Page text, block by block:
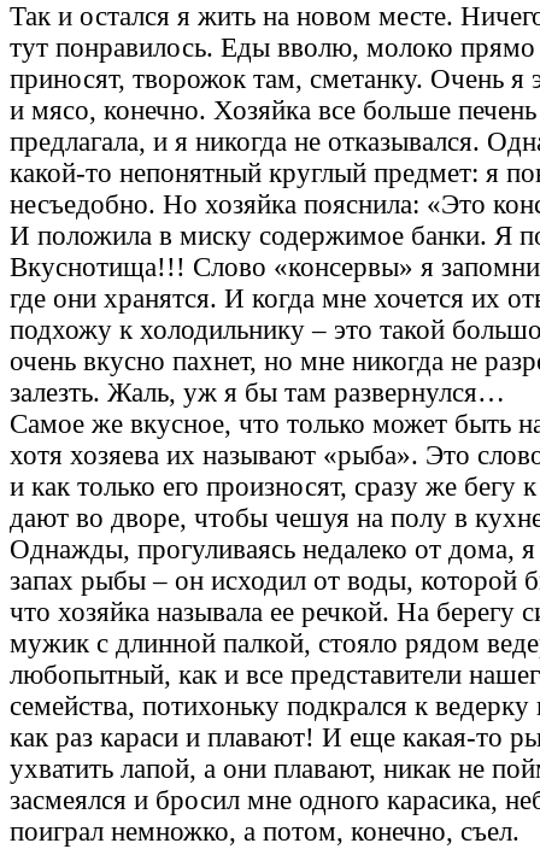
Так и остался я жить на новом месте.
тут понравилось. Еды вволю, молоко
приносят, творожок там, сметанку. Очень
и мясо, конечно. Хозяйка все больше
предлагала, и я никогда не отказывался.
какой-то непонятный круглый предмет: я
несъедобно. Но хозяйка пояснила: «Это
И положила в миску содержимое банки. Я
Вкуснотища!!! Слово «консервы» я
где они хранятся. И когда мне хочется их
подхожу к холодильнику – это такой
очень вкусно пахнет, но мне никогда не
залезть. Жаль, уж я бы там развернулся…
Самое же вкусное, что только может быть
хотя хозяева их называют «рыба». Это
и как только его произносят, сразу же бегу
дают во дворе, чтобы чешуя на полу в
Однажды, прогуливаясь недалеко от дома, я
запах рыбы – он исходил от воды, которой
что хозяйка называла ее речкой. На берегу
мужик с длинной палкой, стояло рядом
любопытный, как и все представители
семейства, потихоньку подкрался к
как раз караси и плавают! И еще какая-то
ухватить лапой, а они плавают, никак не
засмеялся и бросил мне одного карасика,
поиграл немножко, а потом, конечно, съел.